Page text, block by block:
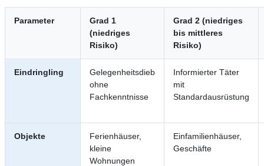
Parameter
Grad 1
(niedriges
Risiko)
Grad 2 (niedriges
bis mittleres
Risiko)
Eindringling
Gelegenheitsdieb
ohne
Fachkenntnisse
Informierter Täter
mit
Standardausrüstung
Objekte
Ferienhäuser,
kleine
Wohnungen
Einfamilienhäuser,
Geschäfte